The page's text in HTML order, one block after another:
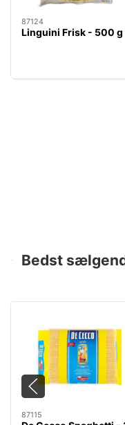
87124
Linguini Frisk - 500 g
Bedst
87115